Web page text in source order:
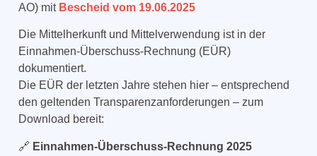
AO) mitBescheid vom 19.06.2025
Die Mittelherkunft und Mittelverwendung ist in der
Einnahmen-Überschuss-Rechnung (EÜR)
dokumentiert.
Die EÜR der letzten Jahre stehen hier – entsprechend
den geltenden Transparenzanforderungen – zum
Download bereit:
🔗 Einnahmen-Überschuss-Rechnung 2025